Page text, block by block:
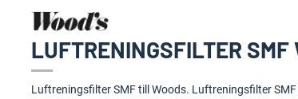
LUFTRENINGSFILTER SMF
Luftreningsfilter SMF till Woods. Luftreningsfilter SMF